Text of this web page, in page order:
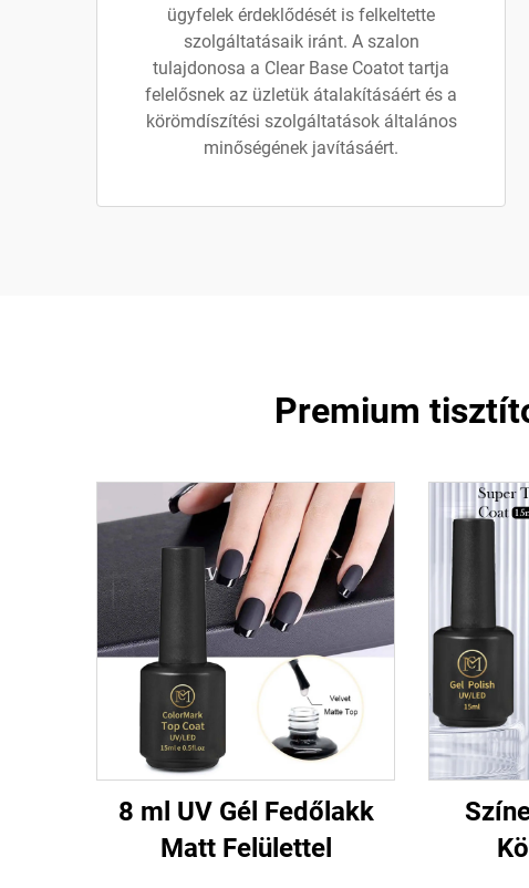
ügyfelek érdeklődését is felkeltette
szolgáltatásaik iránt. A szalon
tulajdonosa a Clear Base Coatot tartja
felelősnek az üzletük átalakításáért és a
körömdíszítési szolgáltatások általános
minőségének javításáért.
Premium
8 ml UV Gél Fedőlakk
Matt Felülettel